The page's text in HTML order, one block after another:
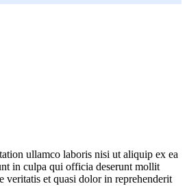
ullamco laboris nisi ut aliquip ex ea
in culpa qui officia deserunt mollit
veritatis et quasi dolor in reprehenderit